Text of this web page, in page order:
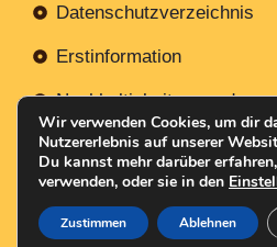
Datenschutzverzeichnis
Erstinformation
Nachhaltigkeitsverordnung
Mit Erstellt NR-
Wir verwenden Cookies, um dir
Nutzererlebnis auf unserer
Du kannst mehr darüber
verwenden, oder sie in den
Zustimmen Ablehnen